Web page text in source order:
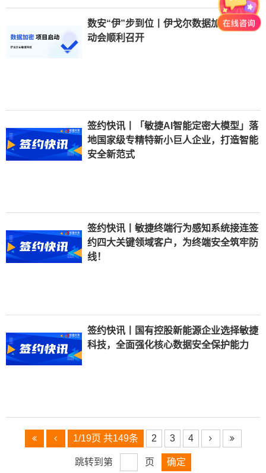
数安“伊”步到位丨伊戈尔数据加密项目启
动会顺利召开
签约快讯丨「敏捷AI智能定密大模型」落
地国家级专精特新小巨人企业，打造智能
安全新范式
签约快讯丨敏捷终端行为感知系统接连签
约四大关键领域客户，为终端安全筑牢防
线！
签约快讯丨国有控股新能源企业选择敏捷
科技，全面强化核心数据安全保护能力
1/19页 共149条 2 3 4
跳转到第 页